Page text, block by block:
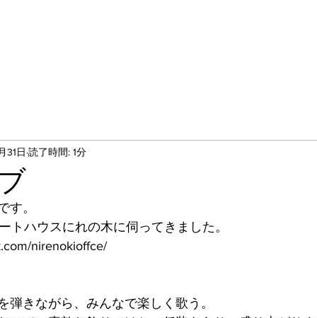
31日 読了時間: 1分
す。
トハウスにれの木に伺ってきました。
nirenokioffce/
弾きながら、みんなで楽しく歌う。